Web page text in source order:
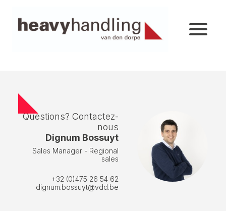
Questions? Contactez-
nous
Dignum Bossuyt
Sales Manager - Regional
sales
+32 (0)475 26 54 62
dignum.bossuyt@vdd.be